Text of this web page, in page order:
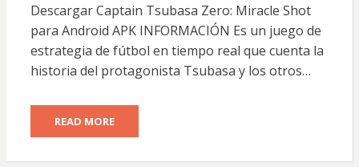
Descargar Captain Tsubasa Zero: Miracle Shot
para Android APK INFORMACIÓN Es un juego de
estrategia de fútbol en tiempo real que cuenta la
historia del protagonista Tsubasa y los otros…
READ MORE